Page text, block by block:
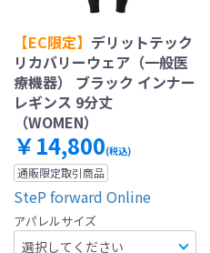
【EC限定】 デリットテック
リカバリーウェア（一般医
療機器） ブラック インナー
レギンス 9分丈
（WOMEN）
￥14,800(税込)
通販限定取引商品
SteP forward Online
アパレルサイズ